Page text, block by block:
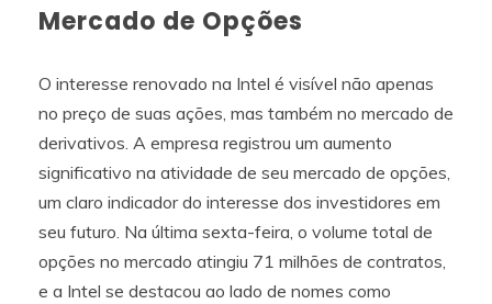
Mercado de Opções
O interesse renovado na Intel é visível não apenas
no preço de suas ações, mas também no mercado de
derivativos. A empresa registrou um aumento
significativo na atividade de seu mercado de opções,
um claro indicador do interesse dos investidores em
seu futuro. Na última sexta-feira, o volume total de
opções no mercado atingiu 71 milhões de contratos,
e a Intel se destacou ao lado de nomes como